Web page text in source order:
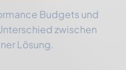
Budgets und
zwischen
Lösung.